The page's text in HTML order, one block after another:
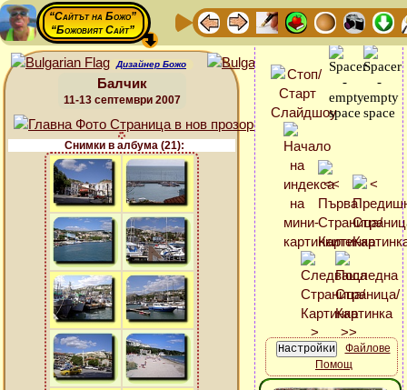
“Сайтът на Божо”
“Божовият Сайт”
Дизайнер Божо
Балчик
11-13 септември 2007
Снимки в албума (21):
Файлове
Помощ